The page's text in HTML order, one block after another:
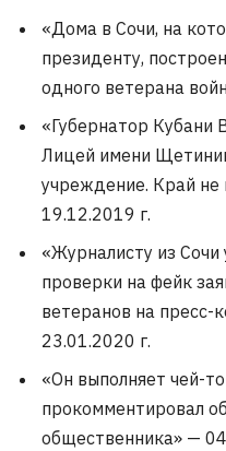
«Дома в Сочи, на
президенту,
одного ветерана
«Губернатор Кубани
Лицей имени
учреждение. Край не
19.12.2019 г.
«Журналисту из
проверки на фейк
ветеранов на
23.01.2020 г.
«Он выполняет чей-
прокомментировал
общественника» —